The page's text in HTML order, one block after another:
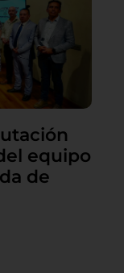
equipo
de